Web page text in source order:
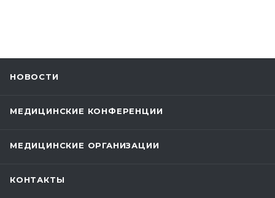
НОВОСТИ
МЕДИЦИНСКИЕ КОНФЕРЕНЦИИ
МЕДИЦИНСКИЕ ОРГАНИЗАЦИИ
КОНТАКТЫ